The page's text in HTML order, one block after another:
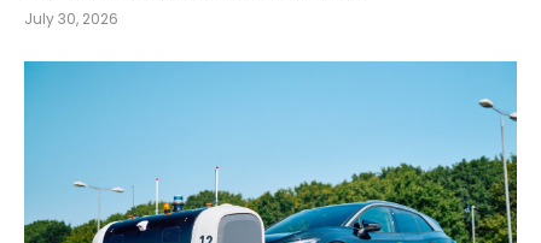
July 30, 2026